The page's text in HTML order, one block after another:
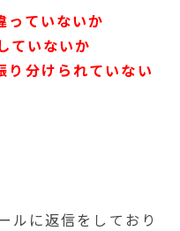
っていないか
ていないか
り分けられていない
ルに返信をしており